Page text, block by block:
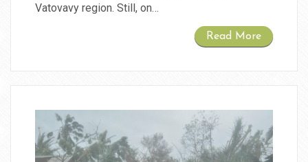
Vatovavy region. Still, on…
Read More